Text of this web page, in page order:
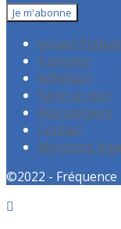
Accueil
A propos
Adhésion
Faire un don
Recrutement
Contact
Mentions
©2022 -